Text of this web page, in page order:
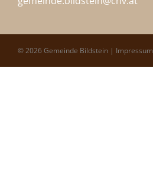
© 2026 Gemeinde Bildstein | Impressum